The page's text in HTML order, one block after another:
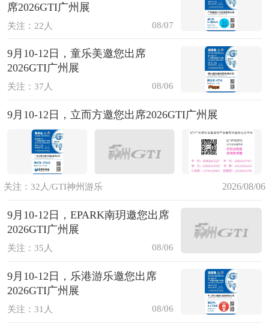
席2026GTI广州展
关注：22人 08/07
9月10-12日，童乐美邀您出席
2026GTI广州展
关注：37人 08/06
9月10-12日，立而方邀您出席2026GTI广州展
关注：32人/GTI神州游乐 2026/08/06
9月10-12日，EPARK南玥邀您出席
2026GTI广州展
关注：35人 08/06
9月10-12日，乐港游乐邀您出席
2026GTI广州展
关注：31人 08/06